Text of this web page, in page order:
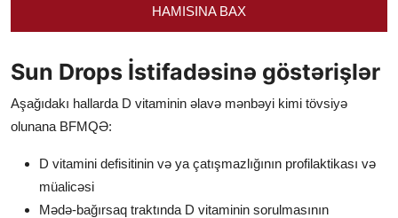
Müalicə məqsədilə
İstehsalçı:
HAMISINA BAX
Sun Drops İstifadəsinə göstərişlər
Aşağıdakı hallarda D vitaminin əlavə mənbəyi kimi tövsiyə
olunana BFMQƏ:
D vitamini defisitinin və ya çatışmazlığının profilaktikası və
müalicəsi
Mədə-bağırsaq traktında D vitaminin sorulmasının